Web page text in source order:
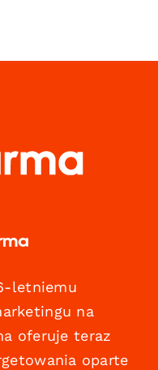
letniemu
na
oferuje teraz
oparte